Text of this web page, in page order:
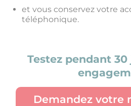
et vous conservez votre
téléphonique.
Testez pendant
Demandez votre